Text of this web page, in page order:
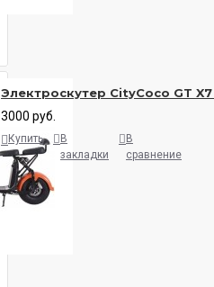
Электроскутер CityCoco GT
3000 руб.
Купить
В
закладки
В
сравнение